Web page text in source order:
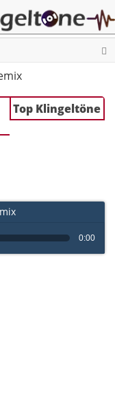
Top Klingeltöne
0:00